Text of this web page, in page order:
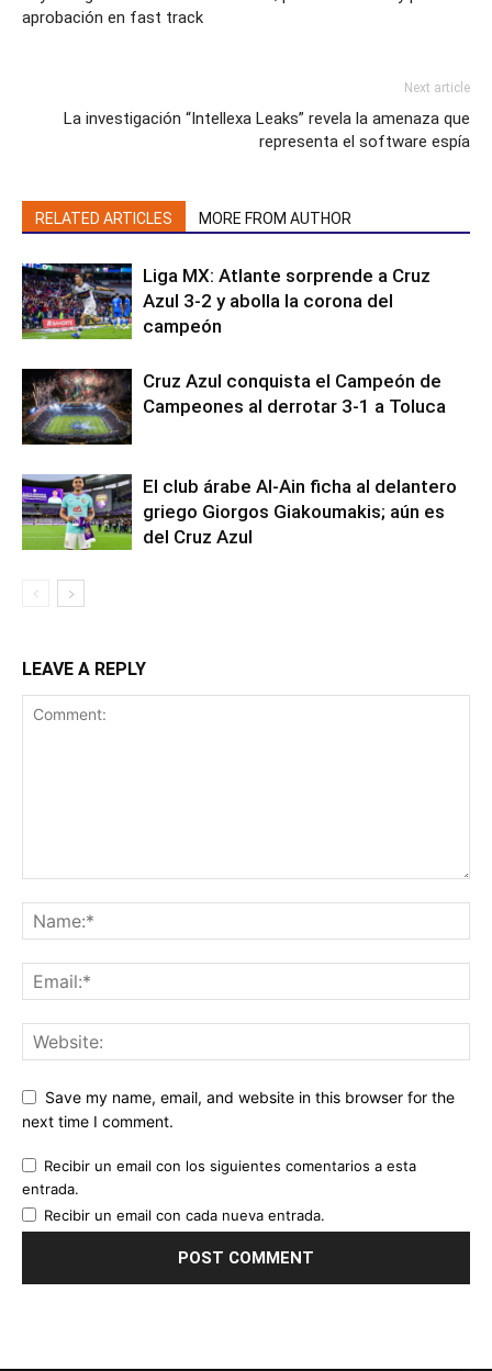
aprobación en fast track
Next article
La investigación “Intellexa Leaks” revela la amenaza que
representa el software espía
RELATED ARTICLES MORE FROM AUTHOR
Liga MX: Atlante sorprende a Cruz
Azul 3-2 y abolla la corona del
campeón
Cruz Azul conquista el Campeón de
Campeones al derrotar 3-1 a Toluca
El club árabe Al-Ain ficha al delantero
griego Giorgos Giakoumakis; aún es
del Cruz Azul
LEAVE A REPLY
Save my name, email, and website in this browser for the
next time I comment.
Recibir un email con los siguientes comentarios a esta
entrada.
Recibir un email con cada nueva entrada.